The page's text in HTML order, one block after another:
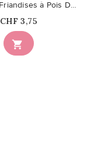

8 Boîtes à Friandises à Pois Dorés
Prix
CHF 3,75